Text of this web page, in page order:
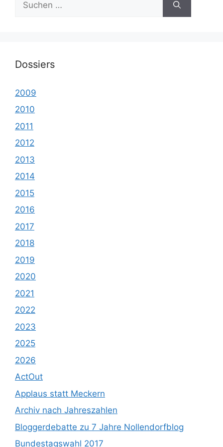
nach:
Dossiers
2009
2010
2011
2012
2013
2014
2015
2016
2017
2018
2019
2020
2021
2022
2023
2025
2026
ActOut
Applaus statt Meckern
Archiv nach Jahreszahlen
Bloggerdebatte zu 7 Jahre Nollendorfblog
Bundestagswahl 2017